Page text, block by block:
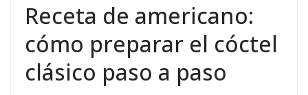
Receta de americano:
cómo preparar el cóctel
clásico paso a paso